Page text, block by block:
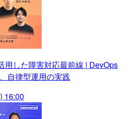
用した障害対応最前線 | DevOps
自律型運用の実践
16:00